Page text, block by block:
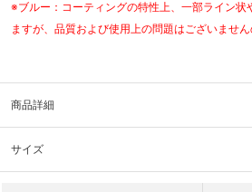
※ブルー：コーティングの特性上、一部ライン状
ますが、品質および使用上の問題はございません
商品詳細
サイズ